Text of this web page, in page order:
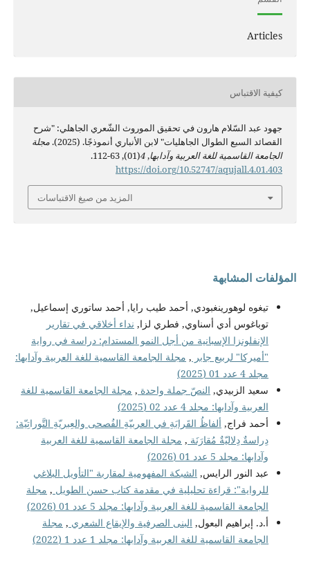
Articles
كيفية الاقتباس
جهود عبد السّلام هارون في تحقيق الموروث الشّعري الجاهلي: "شرح
القصائد السبع الطوال الجاهليات" لابن الأنباري أنموذجًا. (2025).
مجلة
الجامعة القاسمية للغة العربية وآدابها,
4
(01), 63-112.
https://doi.org/10.52747/aqujall.4.01.403
المزيد من صيغ الاقتباسات
المؤلفات المشابهة
تيغوه لوهورينغبودي, أحمد طيب رايا, أحمد ساتوري إسماعيل,
توباغوس أدي أسناوي, فطري لزا, نداء أخلاقي في تقارير
الإنفلونزا الإسبانية من أجل النمو المستدام: دراسة في رواية
"أميركا" لربيع جابر , مجلة الجامعة القاسمية للغة العربية وآدابها:
مجلد 4 عدد 01 (2025)
سعيد الزبيدي, النصّ جملة واحدة , مجلة الجامعة القاسمية للغة
العربية وآدابها: مجلد 4 عدد 02 (2025)
أحمد فراج, ألفاظُ القَرابَةِ في العربيّةِ الفُصحى والعِبريّةِ التَّوراتِيّة:
دِراسةٌ دِلاليّةٌ مُقارَنَة , مجلة الجامعة القاسمية للغة العربية
وآدابها: مجلد 5 عدد 01 (2026)
عبد النور الرايس, الشبكة المفهومية لمقاربة "التأويل البلاغي
للرواية": قراءة تحليلية في مقدمة كتاب حسن الطويل , مجلة
الجامعة القاسمية للغة العربية وآدابها: مجلد 5 عدد 01 (2026)
أ.د. إبراهيم البعول, البنى الصرفية والإيقاع الشعري , مجلة
الجامعة القاسمية للغة العربية وآدابها: مجلد 1 عدد 1 (2022)